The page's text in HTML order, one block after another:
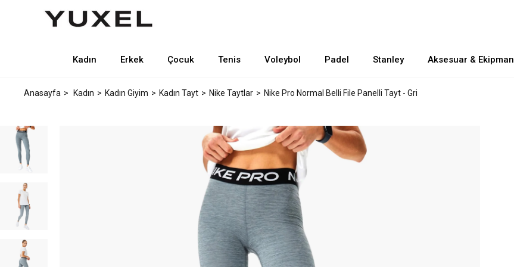
Kadın Erkek Çocuk Tenis Voleybol Padel Stanley Aksesuar & Ekipman
Anasayfa Kadın Kadın Giyim Kadın Tayt Nike Taytlar Nike Pro Normal Belli File Panelli Tayt - Gri